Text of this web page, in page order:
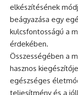
elkészítésének
beágyazása egy
kulcsfontosságú a
érdekében.
Összességében a
hasznos
egészséges
teljesítmény és a